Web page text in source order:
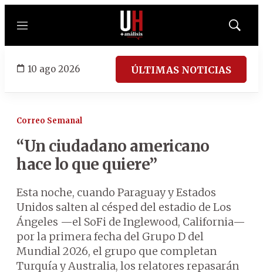
Menú
Mostrar
10 ago 2026 ÚLTIMAS NOTICIAS
Correo Semanal
“Un ciudadano americano
hace lo que quiere”
Esta noche, cuando Paraguay y Estados
Unidos salten al césped del estadio de Los
Ángeles —el SoFi de Inglewood, California—
por la primera fecha del Grupo D del
Mundial 2026, el grupo que completan
Turquía y Australia, los relatores repasarán